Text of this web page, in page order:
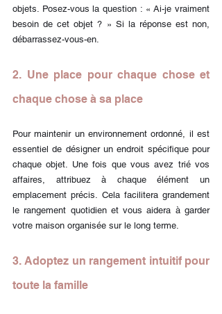
objets. Posez-vous la question : « Ai-je vraiment
besoin de cet objet ? » Si la réponse est non,
débarrassez-vous-en.
2. Une place pour chaque chose et
chaque chose à sa place
Pour maintenir un environnement ordonné, il est
essentiel de désigner un endroit spécifique pour
chaque objet. Une fois que vous avez trié vos
affaires, attribuez à chaque élément un
emplacement précis. Cela facilitera grandement
le rangement quotidien et vous aidera à garder
votre maison organisée sur le long terme.
3. Adoptez un rangement intuitif pour
toute la famille